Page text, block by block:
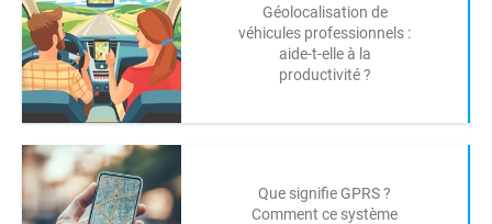
Géolocalisation de
véhicules professionnels :
aide-t-elle à la
productivité ?
Que signifie GPRS ?
Comment ce système